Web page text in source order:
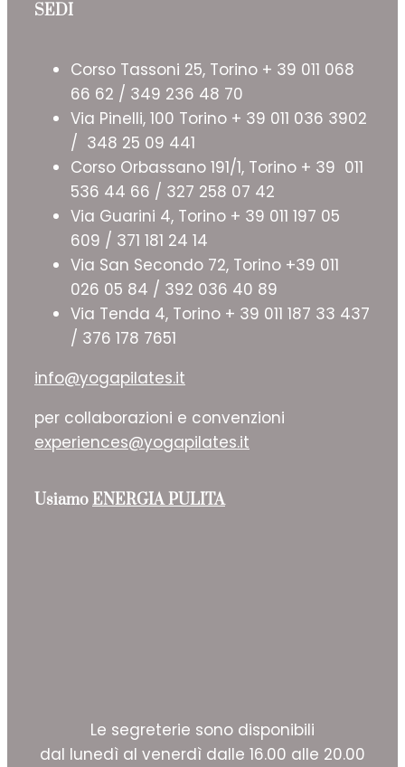
SEDI
Corso Tassoni 25, Torino + 39 011 068
66 62 / 349 236 48 70
Via Pinelli, 100 Torino + 39 011 036 3902
/ 348 25 09 441
Corso Orbassano 191/1, Torino + 39 011
536 44 66 / 327 258 07 42
Via Guarini 4, Torino + 39 011 197 05
609 / 371 181 24 14
Via San Secondo 72, Torino +39 011
026 05 84 / 392 036 40 89
Via Tenda 4, Torino + 39 011 187 33 437
/ 376 178 7651
info@yogapilates.it
per collaborazioni e convenzioni
experiences@yogapilates.it
UsiamoENERGIA PULITA
Le segreterie sono disponibili
dal lunedì al venerdì dalle 16.00 alle 20.00